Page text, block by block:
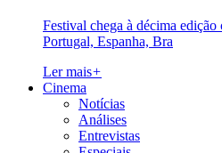
Festival chega à décima
Portugal, Espanha, Bra
Ler mais+
Cinema
Notícias
Análises
Entrevistas